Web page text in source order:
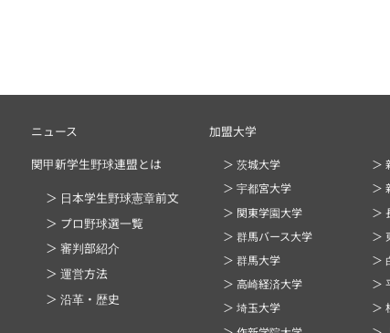
ニュース
関甲新学生野球連盟とは
＞ 日本学生野球憲章前文
＞ プロ野球選一覧
＞ 審判部紹介
＞ 運営方法
＞ 沿革・歴史
加盟大学
＞ 茨城大学
＞ 宇都宮大学
＞ 関東学園大学
＞ 群馬バース大学
＞ 群馬大学
＞ 高崎経済大学
＞ 埼玉大学
＞
＞
＞
＞
＞
＞
＞